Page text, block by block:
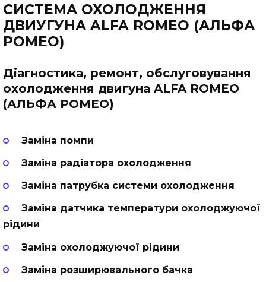
СИСТЕМА ОХОЛОДЖЕННЯ
ДВИУГУНА ALFA ROMEO (АЛЬФА
РОМЕО)
Діагностика, ремонт, обслуговування
охолодження двигуна ALFA ROMEO
(АЛЬФА РОМЕО)
Заміна помпи
Заміна радіатора охолодження
Заміна патрубка системи охолодження
Заміна датчика температури охолоджуючої
рідини
Заміна охолоджуючої рідини
Заміна розширювального бачка